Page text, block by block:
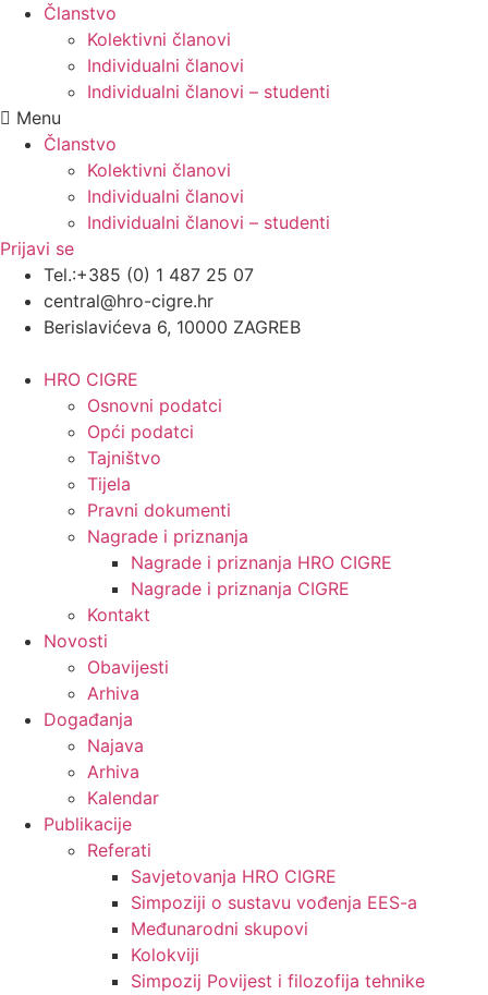
Članstvo
Kolektivni članovi
Individualni članovi
Individualni članovi – studenti
Menu
Članstvo
Kolektivni članovi
Individualni članovi
Individualni članovi – studenti
Prijavi se
Tel.:+385 (0) 1 487 25 07
central@hro-cigre.hr
Berislavićeva 6, 10000 ZAGREB
HRO CIGRE
Osnovni podatci​
Opći podatci
Tajništvo
Tijela
Pravni dokumenti
Nagrade i priznanja
Nagrade i priznanja HRO CIGRE
Nagrade i priznanja CIGRE
Kontakt
Novosti
Obavijesti
Arhiva
Događanja
Najava
Arhiva
Kalendar
Publikacije
Referati
Savjetovanja HRO CIGRE
Simpoziji o sustavu vođenja EES-a
Međunarodni skupovi
Kolokviji​
Simpozij Povijest i filozofija tehnike